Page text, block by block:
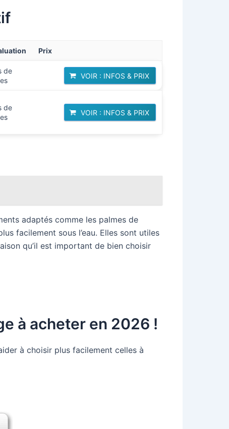
Prix
de
VOIR : INFOS & PRIX
de
VOIR : INFOS & PRIX
adaptés comme les palmes de
facilement sous l’eau. Elles sont utiles
qu’il est important de bien choisir
à acheter en 2026 !
à choisir plus facilement celles à